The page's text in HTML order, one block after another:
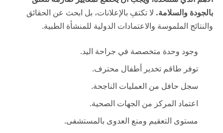
بالجودة والسلامة. لا تكتفِ بالإعلانات، بل ابحث عن الحقائق
والنتائج الملموسة والاعتمادات الدولية للمنشأة الطبية.
وجود وحدة متخصصة في جراحة اليد.
توفر طاقم تخدير أطفال محترف.
سجل حافل من العمليات الناجحة.
اعتماد المركز من الجهات الصحية.
مستوى التعقيم ومنع العدوى بالمستشفى.